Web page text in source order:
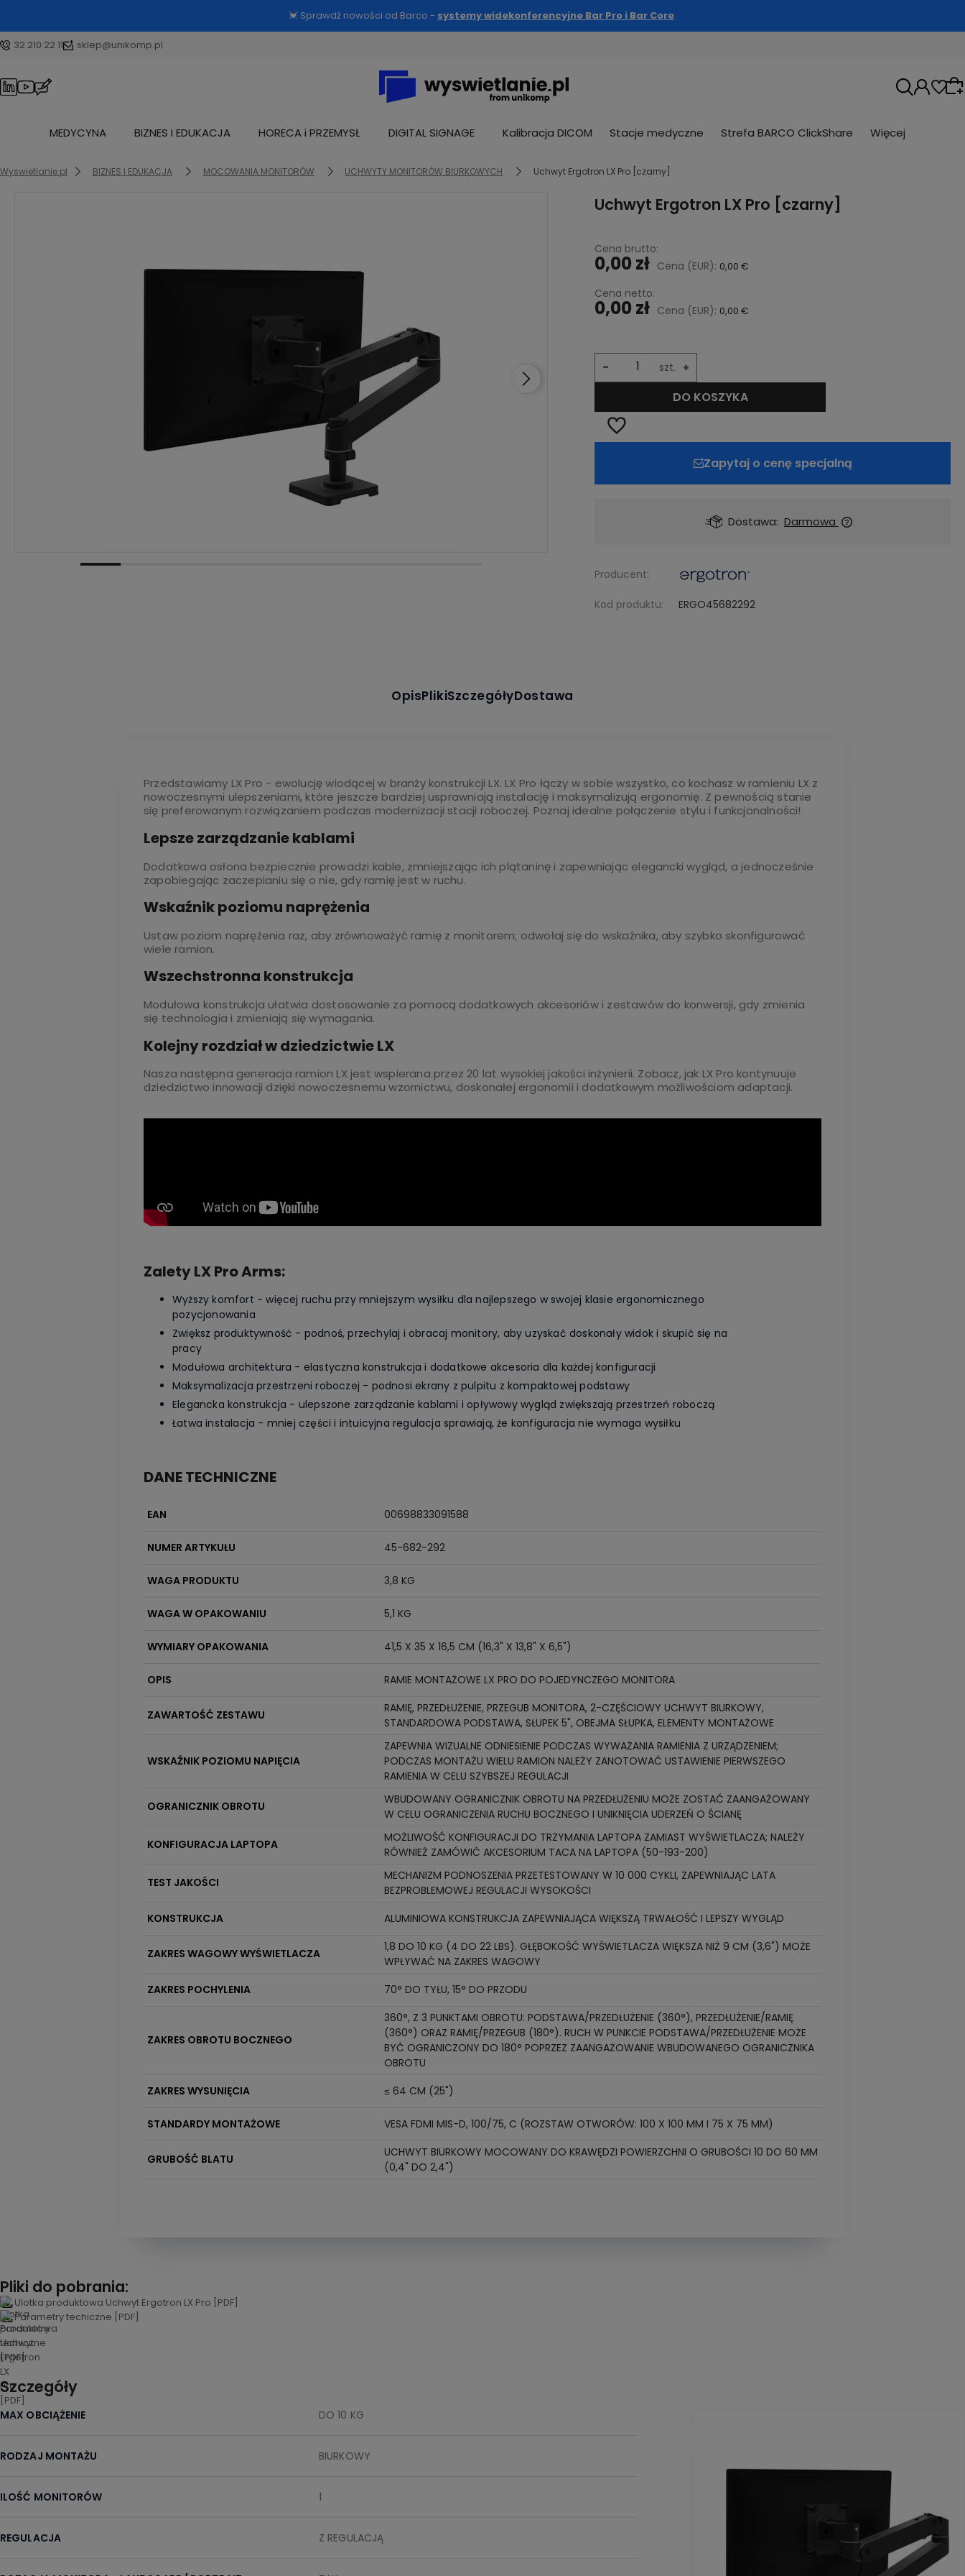
💓 Sprawdź nowości od Barco - systemy widekonferencyjne Bar Pro i Bar Core
32 210 22 11 sklep@unikomp.pl
Wybierz coś dla siebie z naszej aktualnej
oferty lub zaloguj się, aby przywrócić
MEDYCYNA BIZNES I EDUKACJA HORECA i PRZEMYSŁ DIGITAL SIGNAGE Kalibracja DICOM Stacje medyczne Strefa BARCO ClickShare Więcej
Wyswietlanie.pl BIZNES I EDUKACJA MOCOWANIA MONITORÓW UCHWYTY MONITORÓW BIURKOWYCH Uchwyt Ergotron LX Pro [czarny]
Uchwyt Ergotron LX Pro [czarny]
Cena brutto:
0,00 zł Cena (EUR): 0,00 €
Cena netto:
0,00 zł Cena (EUR): 0,00 €
szt. +
-
DO KOSZYKA
Zapytaj o cenę specjalną
Dostawa: Darmowa
Producent:
Kod produktu: ERGO45682292
OpisPlikiSzczegółyDostawa
Przedstawiamy LX Pro - ewolucję wiodącej w branży konstrukcji LX. LX Pro łączy w sobie wszystko, co kochasz w ramieniu LX z
nowoczesnymi ulepszeniami, które jeszcze bardziej usprawniają instalację i maksymalizują ergonomię. Z pewnością stanie
się preferowanym rozwiązaniem podczas modernizacji stacji roboczej. Poznaj idealne połączenie stylu i funkcjonalności!
Lepsze zarządzanie kablami
Dodatkowa osłona bezpiecznie prowadzi kable, zmniejszając ich plątaninę i zapewniając elegancki wygląd, a jednocześnie
zapobiegając zaczepianiu się o nie, gdy ramię jest w ruchu.
Wskaźnik poziomu naprężenia
Ustaw poziom naprężenia raz, aby zrównoważyć ramię z monitorem; odwołaj się do wskaźnika, aby szybko skonfigurować
wiele ramion.
Wszechstronna konstrukcja
Modułowa konstrukcja ułatwia dostosowanie za pomocą dodatkowych akcesoriów i zestawów do konwersji, gdy zmienia
się technologia i zmieniają się wymagania.
Kolejny rozdział w dziedzictwie LX
Nasza następna generacja ramion LX jest wspierana przez 20 lat wysokiej jakości inżynierii. Zobacz, jak LX Pro kontynuuje
dziedzictwo innowacji dzięki nowoczesnemu wzornictwu, doskonałej ergonomii i dodatkowym możliwościom adaptacji.
Zalety LX Pro Arms:
Wyższy komfort - więcej ruchu przy mniejszym wysiłku dla najlepszego w swojej klasie ergonomicznego
pozycjonowania
Zwiększ produktywność - podnoś, przechylaj i obracaj monitory, aby uzyskać doskonały widok i skupić się na
pracy
Modułowa architektura - elastyczna konstrukcja i dodatkowe akcesoria dla każdej konfiguracji
Maksymalizacja przestrzeni roboczej - podnosi ekrany z pulpitu z kompaktowej podstawy
Elegancka konstrukcja - ulepszone zarządzanie kablami i opływowy wygląd zwiększają przestrzeń roboczą
Łatwa instalacja - mniej części i intuicyjna regulacja sprawiają, że konfiguracja nie wymaga wysiłku
DANE TECHNICZNE
EAN 00698833091588
NUMER ARTYKUŁU 45-682-292
WAGA PRODUKTU 3,8 KG
WAGA W OPAKOWANIU 5,1 KG
WYMIARY OPAKOWANIA 41,5 X 35 X 16,5 CM (16,3" X 13,8" X 6,5")
OPIS RAMIE MONTAŻOWE LX PRO DO POJEDYNCZEGO MONITORA
ZAWARTOŚĆ ZESTAWU
RAMIĘ, PRZEDŁUŻENIE, PRZEGUB MONITORA, 2-CZĘŚCIOWY UCHWYT BIURKOWY,
STANDARDOWA PODSTAWA, SŁUPEK 5", OBEJMA SŁUPKA, ELEMENTY MONTAŻOWE
WSKAŹNIK POZIOMU NAPIĘCIA
ZAPEWNIA WIZUALNE ODNIESIENIE PODCZAS WYWAŻANIA RAMIENIA Z URZĄDZENIEM;
PODCZAS MONTAŻU WIELU RAMION NALEŻY ZANOTOWAĆ USTAWIENIE PIERWSZEGO
RAMIENIA W CELU SZYBSZEJ REGULACJI
OGRANICZNIK OBROTU
WBUDOWANY OGRANICZNIK OBROTU NA PRZEDŁUŻENIU MOŻE ZOSTAĆ ZAANGAŻOWANY
W CELU OGRANICZENIA RUCHU BOCZNEGO I UNIKNIĘCIA UDERZEŃ O ŚCIANĘ
KONFIGURACJA LAPTOPA
MOŻLIWOŚĆ KONFIGURACJI DO TRZYMANIA LAPTOPA ZAMIAST WYŚWIETLACZA; NALEŻY
RÓWNIEŻ ZAMÓWIĆ AKCESORIUM TACA NA LAPTOPA (50-193-200)
TEST JAKOŚCI
MECHANIZM PODNOSZENIA PRZETESTOWANY W 10 000 CYKLI, ZAPEWNIAJĄC LATA
BEZPROBLEMOWEJ REGULACJI WYSOKOŚCI
KONSTRUKCJA
ALUMINIOWA KONSTRUKCJA ZAPEWNIAJĄCA WIĘKSZĄ TRWAŁOŚĆ I LEPSZY WYGLĄD
ZAKRES WAGOWY WYŚWIETLACZA
1,8 DO 10 KG (4 DO 22 LBS). GŁĘBOKOŚĆ WYŚWIETLACZA WIĘKSZA NIŻ 9 CM (3,6") MOŻE
WPŁYWAĆ NA ZAKRES WAGOWY
ZAKRES POCHYLENIA
70° DO TYŁU, 15° DO PRZODU
ZAKRES OBROTU BOCZNEGO
360°, Z 3 PUNKTAMI OBROTU: PODSTAWA/PRZEDŁUŻENIE (360°), PRZEDŁUŻENIE/RAMIĘ
(360°) ORAZ RAMIĘ/PRZEGUB (180°). RUCH W PUNKCIE PODSTAWA/PRZEDŁUŻENIE MOŻE
BYĆ OGRANICZONY DO 180° POPRZEZ ZAANGAŻOWANIE WBUDOWANEGO OGRANICZNIKA
OBROTU
ZAKRES WYSUNIĘCIA
≤ 64 CM (25")
STANDARDY MONTAŻOWE VESA FDMI MIS-D, 100/75, C (ROZSTAW OTWORÓW: 100 X 100 MM I 75 X 75 MM)
GRUBOŚĆ BLATU
UCHWYT BIURKOWY MOCOWANY DO KRAWĘDZI POWIERZCHNI O GRUBOŚCI 10 DO 60 MM
(0,4" DO 2,4")
Pliki do pobrania:
Ulotka produktowa Uchwyt Ergotron LX Pro [PDF]
Parametry techiczne [PDF]
Szczegóły
MAX OBCIĄŻENIE DO 10 KG
RODZAJ MONTAŻU BIURKOWY
ILOŚĆ MONITORÓW 1
REGULACJA Z REGULACJĄ